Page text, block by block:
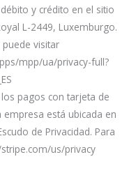
y crédito en el sitio
L-2449, Luxemburgo.
visitar
mpp/ua/privacy-full?
pagos con tarjeta de
está ubicada en
de Privacidad. Para
us/privacy